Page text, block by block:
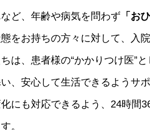
ど、年齢や病気を問わず 「お
をお持ちの方々に対して、入
は、患者様の“かかりつけ医”
、安心して生活できるようサ
にも対応できるよう、24時間
。